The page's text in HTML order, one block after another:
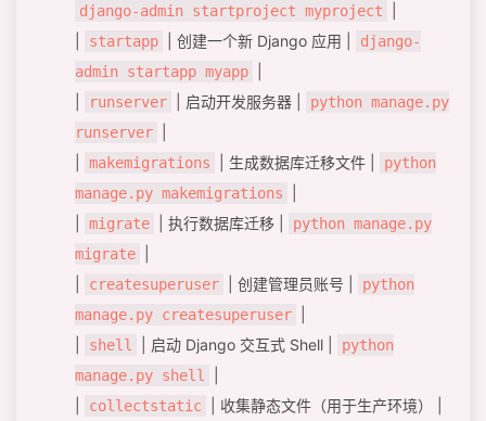
django-admin startproject myproject
startapp | 创建一个新 Django 应用 |
django-
admin startapp myapp
runserver | 启动开发服务器 |
python manage.py
runserver
makemigrations | 生成数据库迁移文件 |
python
manage.py makemigrations
migrate | 执行数据库迁移 |
python manage.py
migrate
createsuperuser | 创建管理员账号 |
python
manage.py createsuperuser
shell | 启动 Django 交互式 Shell |
python
manage.py shell
collectstatic | 收集静态文件（用于生产环境） |